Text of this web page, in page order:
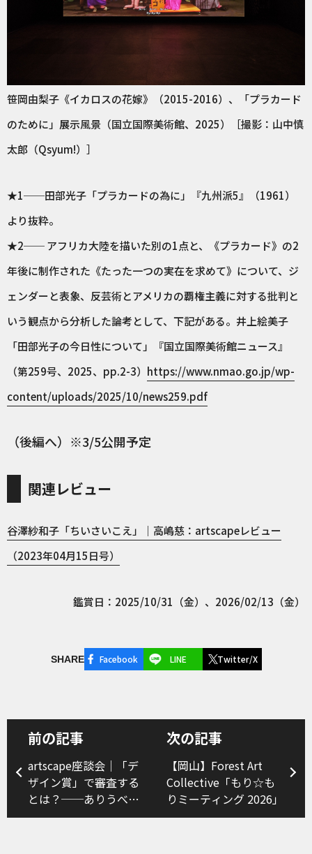
笹岡由梨子《イカロスの花嫁》（2015-2016）、「プラカード
のために」展示風景（国立国際美術館、2025）［撮影：山中慎
太郎（Qsyum!）］
★1──田部光子「プラカードの為に」『九州派5』（1961）
より抜粋。
★2── アフリカ大陸を描いた別の1点と、《プラカード》の2
年後に制作された《たった一つの実在を求めて》について、ジ
ェンダーと表象、反芸術とアメリカの覇権主義に対する批判と
いう観点から分析した論考として、下記がある。井上絵美子
「田部光子の今日性について」『国立国際美術館ニュース』
（第259号、2025、pp.2-3） https://www.nmao.go.jp/wp-
content/uploads/2025/10/news259.pdf
（後編へ）※3/5公開予定
関連レビュー
谷澤紗和子「ちいさいこえ」｜高嶋慈：artscapeレビュー
（2023年04月15日号）
鑑賞日：2025/10/31（金）、2026/02/13（金）
SHARE Facebook LINE Twitter/X
前の記事
artscape座談会｜「デ
ザイン賞」で審査する
とは？──ありうべき
アワードと審査のあり
次の記事
【岡山】Forest Art
Collective「もり☆も
りミーティング 2026」